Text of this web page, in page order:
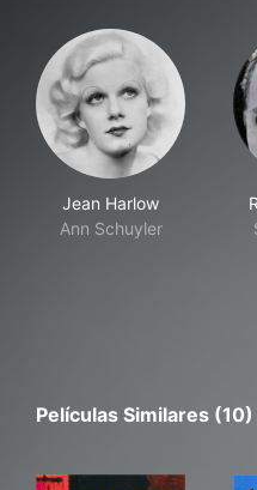
Jean Harlow
Ann Schuyler
Películas Similares (10)